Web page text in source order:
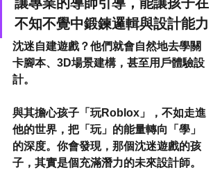
不知不覺中鍛鍊邏輯與設計能力
沈迷自建遊戲？他們就會自然地去學關
卡腳本、3D場景建構，甚至用戶體驗設
計。
與其擔心孩子「玩Roblox」，不如走進
他的世界，把「玩」的能量轉向「學」
的深度。你會發現，那個沈迷遊戲的孩
子，其實是個充滿潛力的未來設計師。